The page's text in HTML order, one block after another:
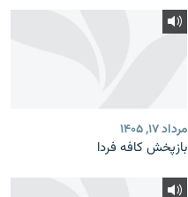
مرداد ۱۷, ۱۴۰۵
بازپخش کافه فردا